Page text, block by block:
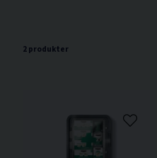
2 produkter